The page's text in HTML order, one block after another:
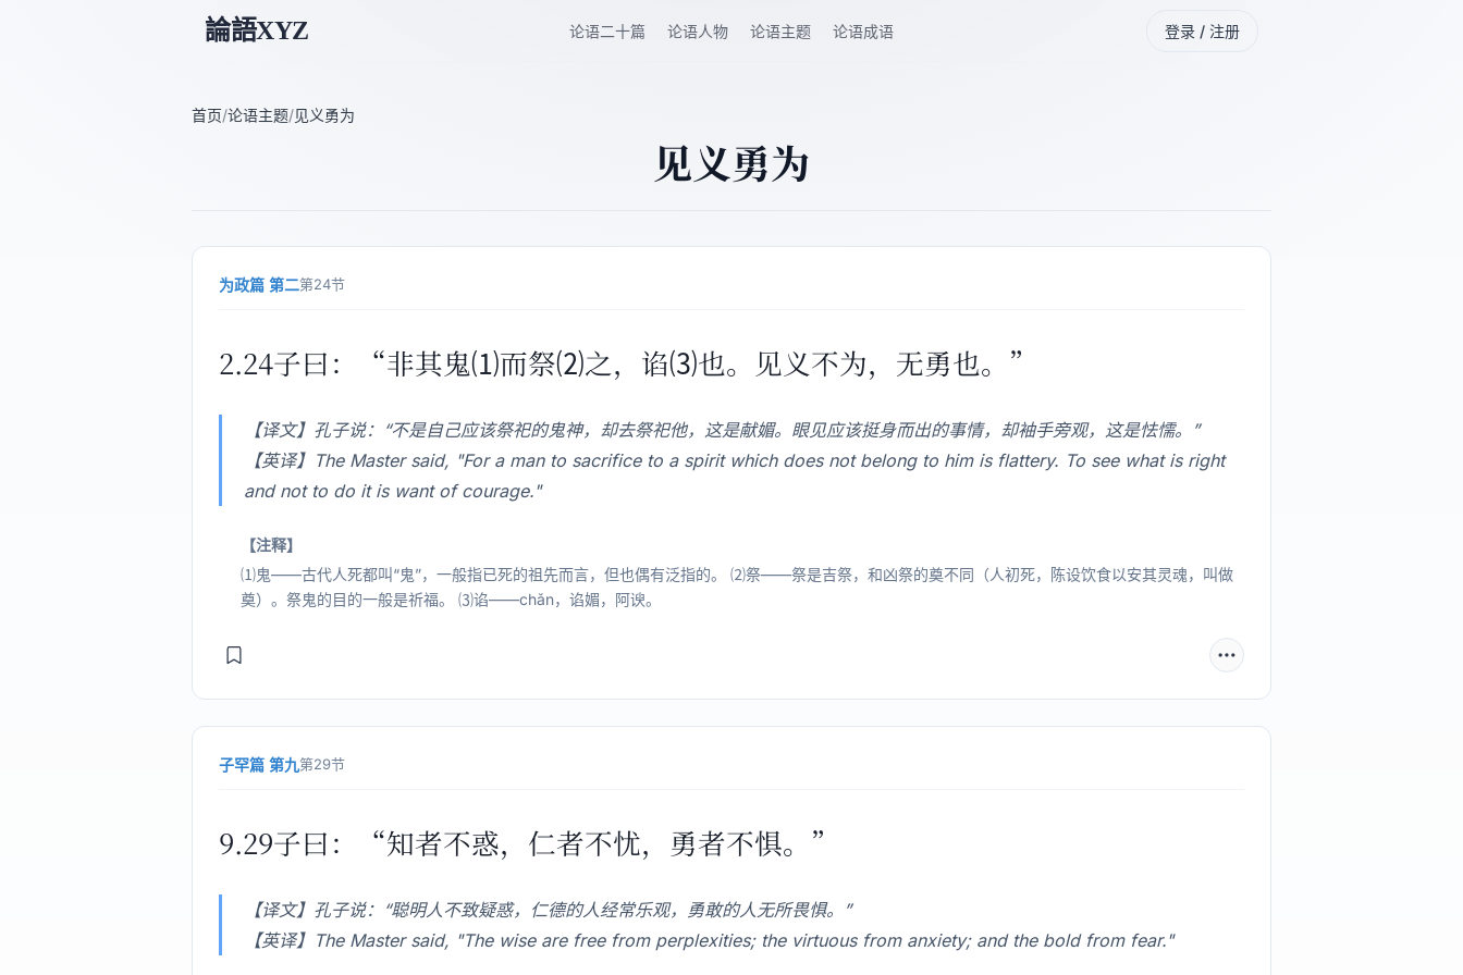
論語XYZ 论语二十篇 论语人物 论语主题 论语成语 登录 / 注册
首页/论语主题/见义勇为
见义勇为
为政篇 第二第24节
2.24子曰：“非其鬼⑴而祭⑵之，谄⑶也。见义不为，无勇也。”
【译文】孔子说：“不是自己应该祭祀的鬼神，却去祭祀他，这是献媚。眼见应该挺身而出的事情，却袖手旁观，这是怯懦。”
【英译】The Master said, "For a man to sacrifice to a spirit which does not belong to him is flattery. To see what is right
and not to do it is want of courage."
【注释】
⑴鬼——古代人死都叫“鬼”，一般指已死的祖先而言，但也偶有泛指的。 ⑵祭——祭是吉祭，和凶祭的奠不同（人初死，陈设饮食以安其灵魂，叫做
奠）。祭鬼的目的一般是祈福。 ⑶谄——chǎn，谄媚，阿谀。
子罕篇 第九第29节
9.29子曰：“知者不惑，仁者不忧，勇者不惧。”
【译文】孔子说：“聪明人不致疑惑，仁德的人经常乐观，勇敢的人无所畏惧。”
【英译】The Master said, "The wise are free from perplexities; the virtuous from anxiety; and the bold from fear."